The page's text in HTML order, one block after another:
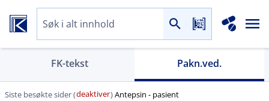
FK-tekst Pakn.ved.
Siste besøkte sider (deaktiver)Antepsin - pasient